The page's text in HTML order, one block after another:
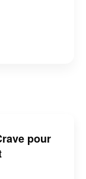
pour